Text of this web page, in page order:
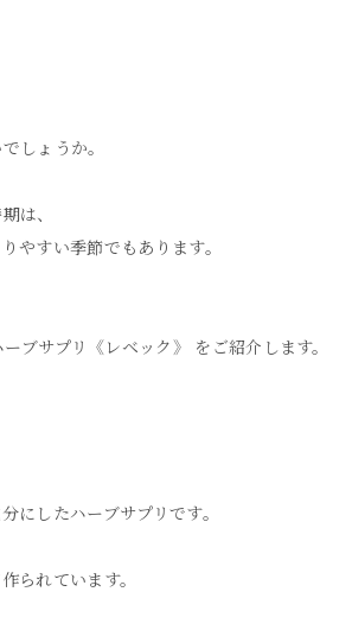
しょうか。
は、
やすい季節でもあります。
ブサプリ《レベック》 をご紹介します。
にしたハーブサプリです。
られています。